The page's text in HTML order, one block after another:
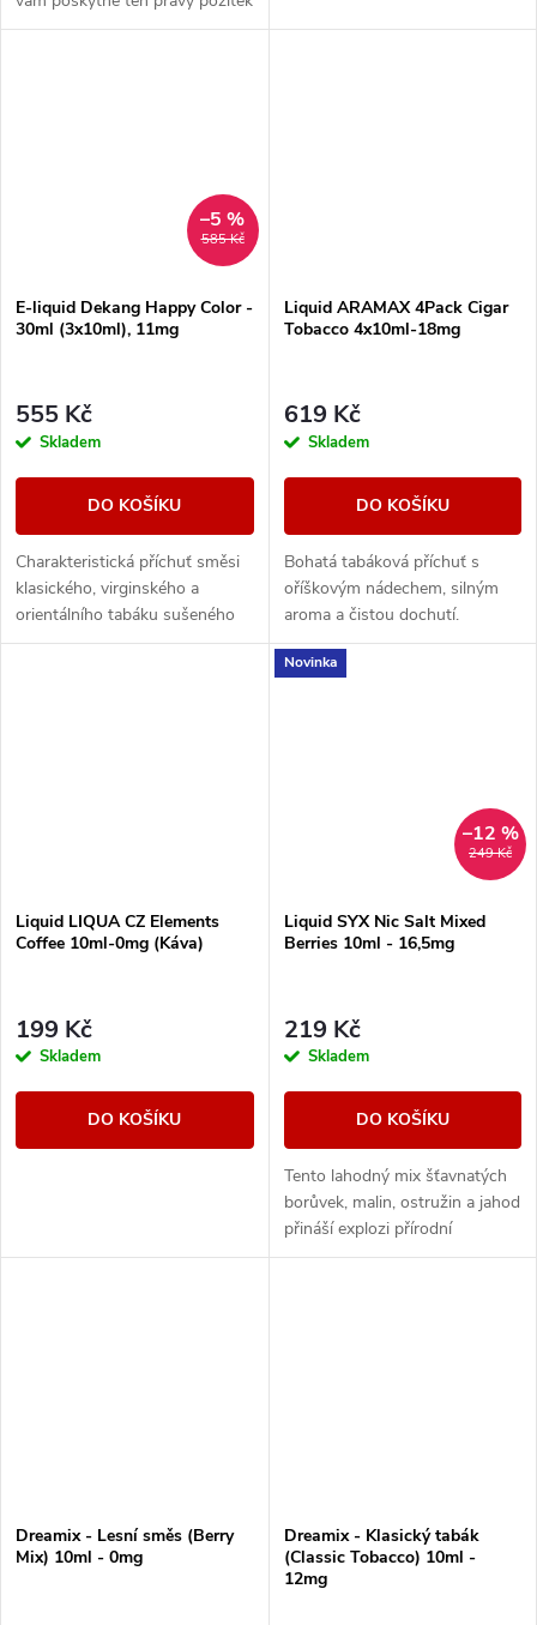
z vapování vynikající tabákové
585 Kč
–5 %
E-liquid Dekang Happy Color -
30ml (3x10ml), 11mg
555 Kč
Skladem
DO KOŠÍKU
Charakteristická příchuť směsi
klasického, virginského a
orientálního tabáku sušeného
žárem slunce.
Liquid ARAMAX 4Pack Cigar
Tobacco 4x10ml-18mg
619 Kč
Skladem
DO KOŠÍKU
Bohatá tabáková příchuť s
oříškovým nádechem, silným
aroma a čistou dochutí.
Liquid LIQUA CZ Elements
Coffee 10ml-0mg (Káva)
199 Kč
Skladem
DO KOŠÍKU
Novinka
249 Kč
–12 %
Liquid SYX Nic Salt Mixed
Berries 10ml - 16,5mg
219 Kč
Skladem
DO KOŠÍKU
Tento lahodný mix šťavnatých
borůvek, malin, ostružin a jahod
přináší explozi přírodní
sladkosti a svěžesti v každém
Dreamix - Lesní směs (Berry
Mix) 10ml - 0mg
Dreamix - Klasický tabák
(Classic Tobacco) 10ml -
12mg